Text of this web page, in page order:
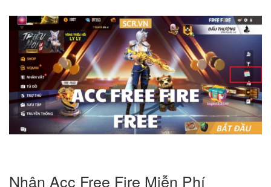
Nhận Acc Free Fire Miễn Phí